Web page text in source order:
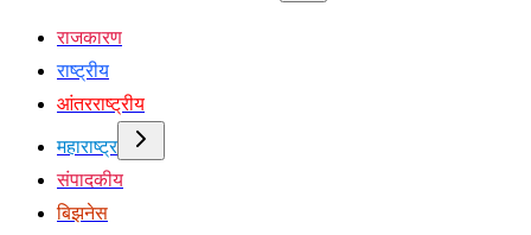
राजकारण
राष्ट्रीय
आंतरराष्ट्रीय
महाराष्ट्र
संपादकीय
बिझनेस